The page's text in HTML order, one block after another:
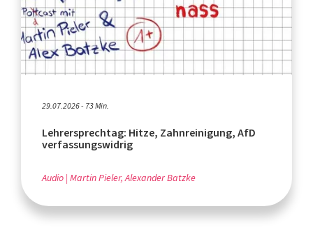
29.07.2026 - 73 Min.
Lehrersprechtag: Hitze, Zahnreinigung, AfD
verfassungswidrig
Audio Martin Pieler, Alexander Batzke